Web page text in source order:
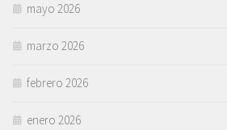
mayo 2026
marzo 2026
febrero 2026
enero 2026